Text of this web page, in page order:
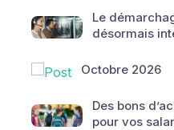
Le
désormais
Octobre 2026
Des bons
pour vos